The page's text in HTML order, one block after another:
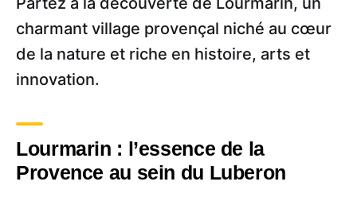
charmant village provençal niché au cœur
de la nature et riche en histoire, arts et
innovation.
Lourmarin : l’essence de la
Provence au sein du Luberon